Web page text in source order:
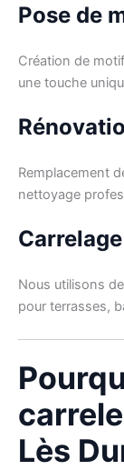
Pose de
Création de
une touche
Remplacement
nettoyage
Nous utilisons
pour terrasses,
Lès